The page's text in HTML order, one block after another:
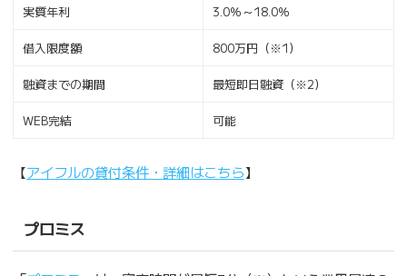
実質年利 3.0％～18.0％
借入限度額 800万円（※1）
融資までの期間 最短即日融資（※2）
WEB完結 可能
【アイフルの貸付条件・詳細はこちら】
プロミス